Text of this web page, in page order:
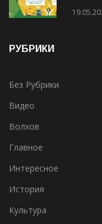
РУБРИКИ
Без Рубрики
Видео
Волхов
Главное
Интересное
История
Культура